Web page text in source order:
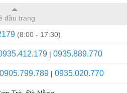
đầu trang
(8:00 - 17:30)
| 0935.889.770
0905.799.789 | 0935.020.770